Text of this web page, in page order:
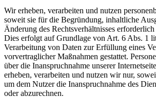
Wir erheben, verarbeiten und nutzen
soweit sie für die Begründung, inhaltliche
Änderung des Rechtsverhältnisses
Dies erfolgt auf Grundlage von Art. 6 Abs. 1
Verarbeitung von Daten zur Erfüllung eines
vorvertraglicher Maßnahmen gestattet.
über die Inanspruchnahme unserer
erheben, verarbeiten und nutzen wir nur,
um dem Nutzer die Inanspruchnahme des
oder abzurechnen.